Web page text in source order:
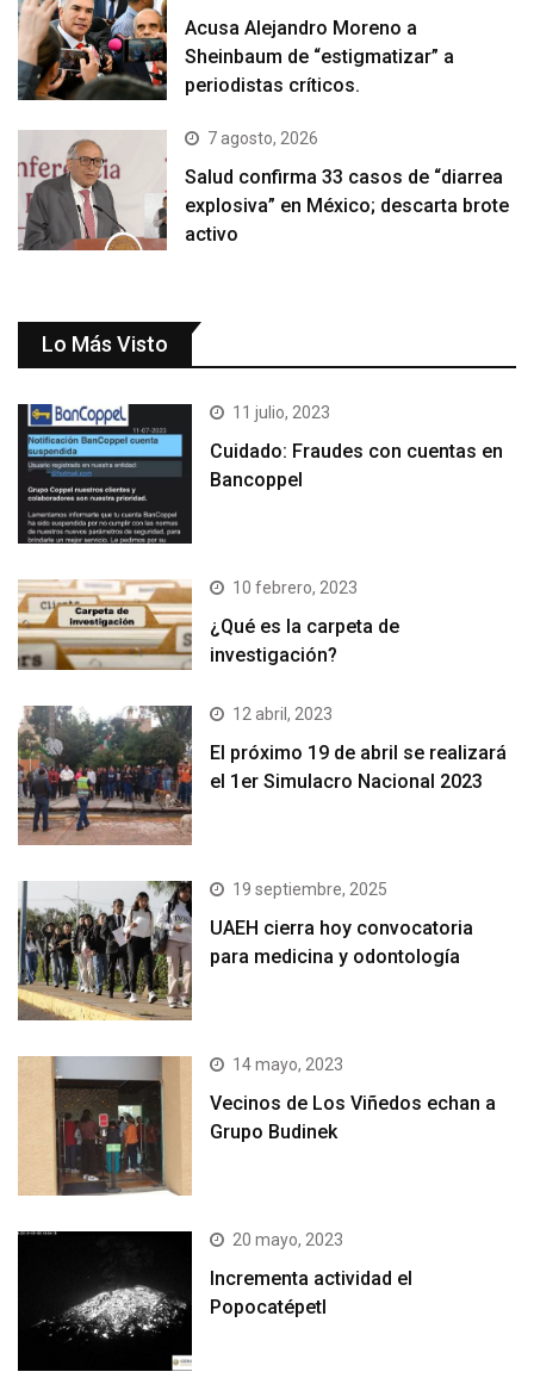
Acusa Alejandro Moreno a
Sheinbaum de “estigmatizar” a
periodistas críticos.
7 agosto, 2026
Salud confirma 33 casos de “diarrea
explosiva” en México; descarta brote
activo
Lo Más Visto
11 julio, 2023
Cuidado: Fraudes con cuentas en
Bancoppel
10 febrero, 2023
¿Qué es la carpeta de
investigación?
12 abril, 2023
El próximo 19 de abril se realizará
el 1er Simulacro Nacional 2023
19 septiembre, 2025
UAEH cierra hoy convocatoria
para medicina y odontología
14 mayo, 2023
Vecinos de Los Viñedos echan a
Grupo Budinek
20 mayo, 2023
Incrementa actividad el
Popocatépetl